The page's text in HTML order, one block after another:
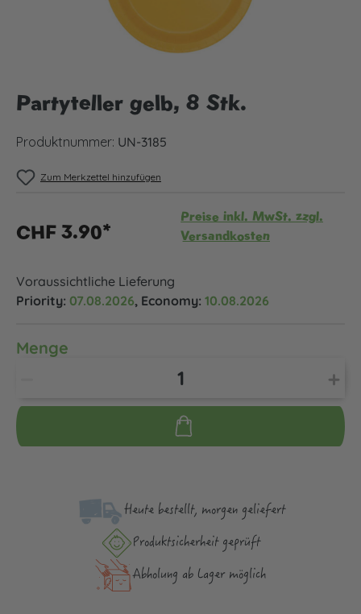
Partyteller gelb, 8 Stk.
Produktnummer: UN-3185
Zum Merkzettel hinzufügen
CHF 3.90*
Preise inkl. MwSt. zzgl.
Versandkosten
Voraussichtliche Lieferung
Priority: 07.08.2026, Economy: 10.08.2026
Menge
Heute bestellt, morgen geliefert
Produktsicher­heit geprüft
Abholung ab Lager möglich